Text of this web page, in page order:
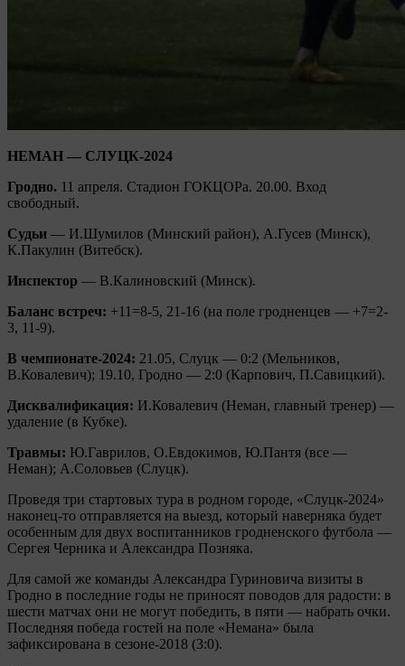
НЕМАН — СЛУЦК-2024
Гродно. 11 апреля. Стадион ГОКЦОРа. 20.00. Вход
свободный.
Судьи — И.Шумилов (Минский район), А.Гусев (Минск),
К.Пакулин (Витебск).
Инспектор — В.Калиновский (Минск).
Баланс встреч: +11=8-5, 21-16 (на поле гродненцев — +7=2-
3, 11-9).
В чемпионате-2024: 21.05, Слуцк — 0:2 (Мельников,
В.Ковалевич); 19.10, Гродно — 2:0 (Карпович, П.Савицкий).
Дисквалификация: И.Ковалевич (Неман, главный тренер) —
удаление (в Кубке).
Травмы: Ю.Гаврилов, О.Евдокимов, Ю.Пантя (все —
Неман); А.Соловьев (Слуцк).
Проведя три стартовых тура в родном городе, «Слуцк-2024»
наконец-то отправляется на выезд, который наверняка будет
особенным для двух воспитанников гродненского футбола —
Сергея Черника и Александра Позняка.
Для самой же команды Александра Гуриновича визиты в
Гродно в последние годы не приносят поводов для радости: в
шести матчах они не могут победить, в пяти — набрать очки.
Последняя победа гостей на поле «Немана» была
зафиксирована в сезоне-2018 (3:0).